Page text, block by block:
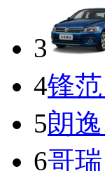
3
4锋范
5朗逸
6哥瑞